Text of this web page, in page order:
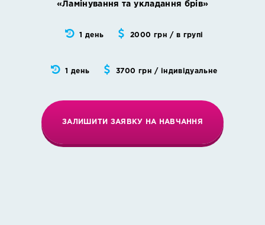
«Ламінування та укладання брів»
1 день 2000 грн / в групі
1 день 3700 грн / індивідуальне
ЗАЛИШИТИ ЗАЯВКУ НА НАВЧАННЯ